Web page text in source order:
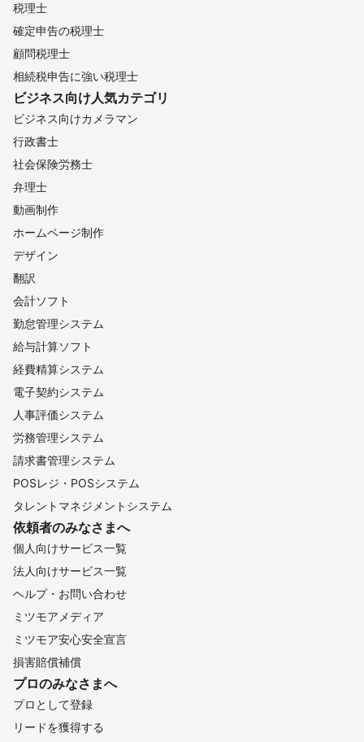
税理士
確定申告の税理士
顧問税理士
相続税申告に強い税理士
ビジネス向け人気カテゴリ
ビジネス向けカメラマン
行政書士
社会保険労務士
弁理士
動画制作
ホームページ制作
デザイン
翻訳
会計ソフト
勤怠管理システム
給与計算ソフト
経費精算システム
電子契約システム
人事評価システム
労務管理システム
請求書管理システム
POSレジ・POSシステム
タレントマネジメントシステム
依頼者のみなさまへ
個人向けサービス一覧
法人向けサービス一覧
ヘルプ・お問い合わせ
ミツモアメディア
ミツモア安心安全宣言
損害賠償補償
プロのみなさまへ
プロとして登録
リードを獲得する